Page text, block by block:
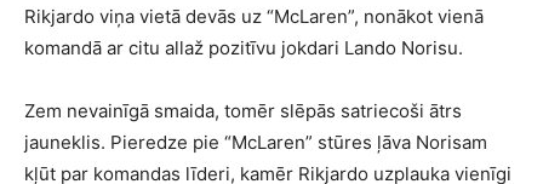
Rikjardo viņa vietā devās uz “McLaren”, nonākot vienā
komandā ar citu allaž pozitīvu jokdari Lando Norisu.
Zem nevainīgā smaida, tomēr slēpās satriecoši ātrs
jauneklis. Pieredze pie “McLaren” stūres ļāva Norisam
kļūt par komandas līderi, kamēr Rikjardo uzplauka vienīgi